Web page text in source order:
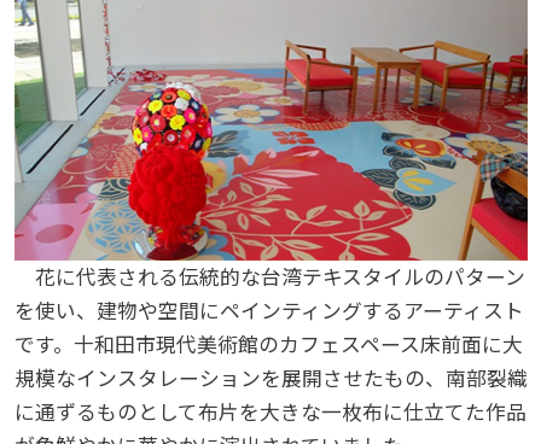
花に代表される伝統的な台湾テキスタイルのパターン
を使い、建物や空間にペインティングするアーティスト
です。十和田市現代美術館のカフェスペース床前面に大
規模なインスタレーションを展開させたもの、南部裂織
に通ずるものとして布片を大きな一枚布に仕立てた作品